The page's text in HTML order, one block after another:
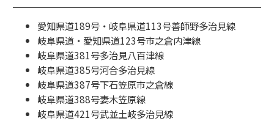
愛知県道189号・岐阜県道113号善師野多治見線
岐阜県道・愛知県道123号市之倉内津線
岐阜県道381号多治見八百津線
岐阜県道385号河合多治見線
岐阜県道387号下石笠原市之倉線
岐阜県道388号妻木笠原線
岐阜県道421号武並土岐多治見線